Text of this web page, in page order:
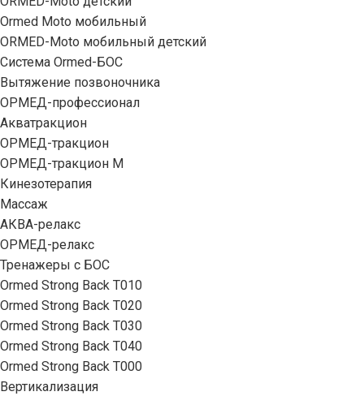
Ormed Moto мобильный
ORMED-Moto мобильный детский
Система Ormed-БОС
Вытяжение позвоночника
ОРМЕД-профессионал
Акватракцион
ОРМЕД-тракцион
ОРМЕД-тракцион М
Кинезотерапия
Массаж
АКВА-релакс
ОРМЕД-релакс
Тренажеры с БОС
Ormed Strong Back Т010
Ormed Strong Back Т020
Ormed Strong Back Т030
Ormed Strong Back Т040
Ormed Strong Back Т000
Вертикализация